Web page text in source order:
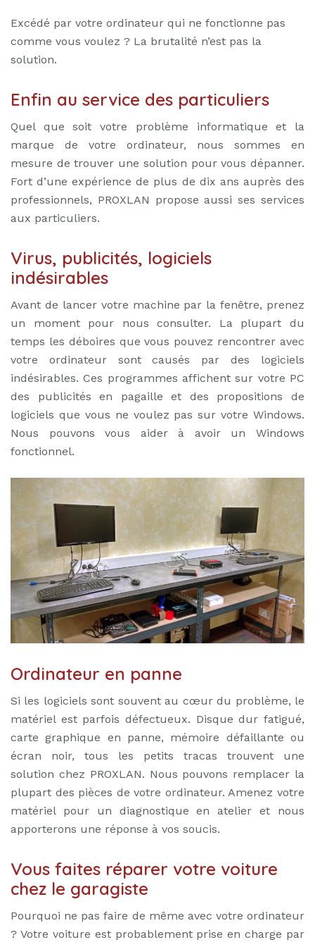
Excédé par votre ordinateur qui ne fonctionne pas
comme vous voulez ? La brutalité n’est pas la
solution.
Enfin au service des particuliers
Quel que soit votre problème informatique et la
marque de votre ordinateur, nous sommes en
mesure de trouver une solution pour vous dépanner.
Fort d’une expérience de plus de dix ans auprès des
professionnels, PROXLAN propose aussi ses services
aux particuliers.
Virus, publicités, logiciels
indésirables
Avant de lancer votre machine par la fenêtre, prenez
un moment pour nous consulter. La plupart du
temps les déboires que vous pouvez rencontrer avec
votre ordinateur sont causés par des logiciels
indésirables. Ces programmes affichent sur votre PC
des publicités en pagaille et des propositions de
logiciels que vous ne voulez pas sur votre Windows.
Nous pouvons vous aider à avoir un Windows
fonctionnel.
Ordinateur en panne
Si les logiciels sont souvent au cœur du problème, le
matériel est parfois défectueux. Disque dur fatigué,
carte graphique en panne, mémoire défaillante ou
écran noir, tous les petits tracas trouvent une
solution chez PROXLAN. Nous pouvons remplacer la
plupart des pièces de votre ordinateur. Amenez votre
matériel pour un diagnostique en atelier et nous
apporterons une réponse à vos soucis.
Vous faites réparer votre voiture
chez le garagiste
Pourquoi ne pas faire de même avec votre ordinateur
? Votre voiture est probablement prise en charge par